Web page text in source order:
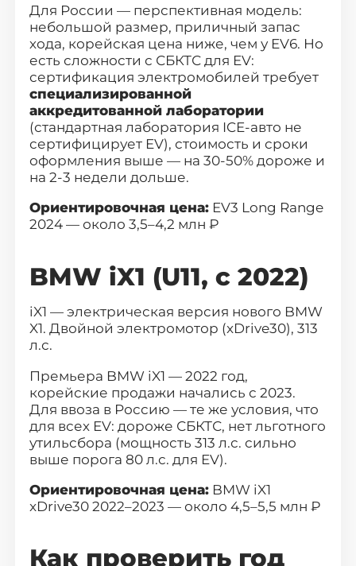
Для России — перспективная модель:
небольшой размер, приличный запас
хода, корейская цена ниже, чем у EV6. Но
есть сложности с СБКТС для EV:
сертификация электромобилей требует
специализированной
аккредитованной лаборатории
(стандартная лаборатория ICE-авто не
сертифицирует EV), стоимость и сроки
оформления выше — на 30-50% дороже и
на 2-3 недели дольше.
Ориентировочная цена: EV3 Long Range
2024 — около 3,5–4,2 млн ₽
BMW iX1 (U11, с 2022)
iX1 — электрическая версия нового BMW
X1. Двойной электромотор (xDrive30), 313
л.с.
Премьера BMW iX1 — 2022 год,
корейские продажи начались с 2023.
Для ввоза в Россию — те же условия, что
для всех EV: дороже СБКТС, нет льготного
утильсбора (мощность 313 л.с. сильно
выше порога 80 л.с. для EV).
Ориентировочная цена: BMW iX1
xDrive30 2022–2023 — около 4,5–5,5 млн ₽
Как проверить год
Выберитесвой город
Новосибирск
Екатеринбург
Казань
Нижний Новгород
Челябинск
Уфа
Самара
Ростов-на-Дону
Краснодар
Омск
Воронеж
Пермь
Волгоград
Тольятти
Махачкала